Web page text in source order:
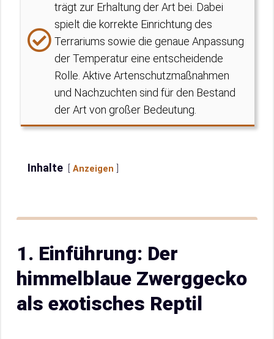
trägt zur Erhaltung der Art bei. Dabei
spielt die korrekte Einrichtung des
Terrariums sowie die genaue Anpassung
der Temperatur eine entscheidende
Rolle. Aktive Artenschutzmaßnahmen
und Nachzuchten sind für den Bestand
der Art von großer Bedeutung.
Inhalte Anzeigen
1. Einführung: Der
himmelblaue Zwerggecko
als exotisches Reptil